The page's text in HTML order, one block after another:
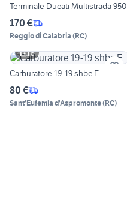
Terminale Ducati Multistrada 950
170 €
Reggio di Calabria (RC)
6
Carburatore 19-19 shbc E
80 €
Sant'Eufemia d'Aspromonte(RC)